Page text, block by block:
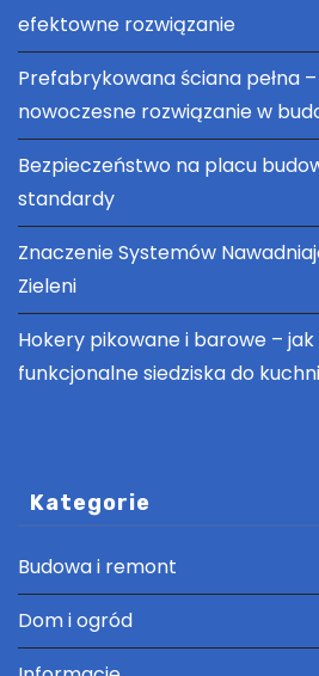
efektowne rozwiązanie
Prefabrykowana ściana pełna
nowoczesne rozwiązanie w
Bezpieczeństwo na placu
standardy
Znaczenie Systemów
Zieleni
Hokery pikowane i barowe –
funkcjonalne siedziska do
Kategorie
Budowa i remont
Dom i ogród